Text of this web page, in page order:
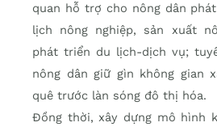
quan hỗ trợ cho nông dân
lịch nông nghiệp, sản xuất
phát triển du lịch-dịch vụ;
nông dân giữ gìn không gian
quê trước làn sóng đô thị hóa.
Đồng thời, xây dựng mô hình